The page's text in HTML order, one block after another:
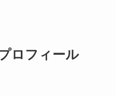
ロフィール